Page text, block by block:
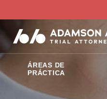
ÁREAS DE
PRÁCTICA